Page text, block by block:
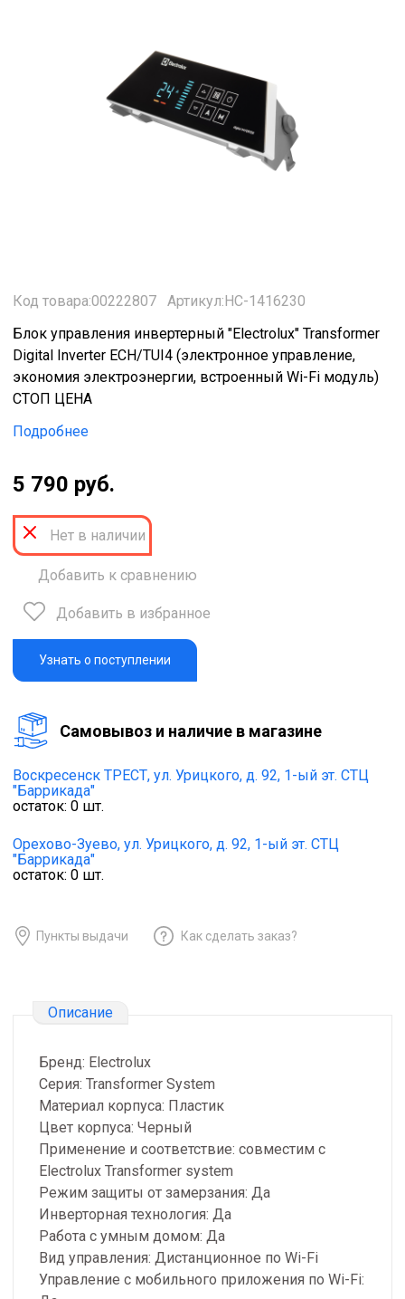
Код товара:00222807
Артикул:HC-1416230
Блок управления инвертерный "Electrolux" Transformer
Digital Inverter ECH/TUI4 (электронное управление,
экономия электроэнергии, встроенный Wi-Fi модуль)
СТОП ЦЕНА
Подробнее
5 790 руб.
Нет в наличии
Добавить к сравнению
Добавить в избранное
Узнать о поступлении
Cамовывоз и наличие в магазине
Воскресенск ТРЕСТ, ул. Урицкого, д. 92, 1-ый эт. СТЦ
"Баррикада"
остаток: 0 шт.
Орехово-Зуево, ул. Урицкого, д. 92, 1-ый эт. СТЦ
"Баррикада"
остаток: 0 шт.
Пункты выдачи Как сделать заказ?
Описание
Бренд: Electrolux
Серия: Transformer System
Материал корпуса: Пластик
Цвет корпуса: Черный
Применение и соответствие: совместим с
Electrolux Transformer system
Режим защиты от замерзания: Да
Инверторная технология: Да
Работа с умным домом: Да
Вид управления: Дистанционное по Wi-Fi
Управление c мобильного приложения по Wi-Fi: